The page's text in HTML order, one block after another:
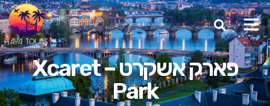
פארק אשקרט – Xcaret
Park